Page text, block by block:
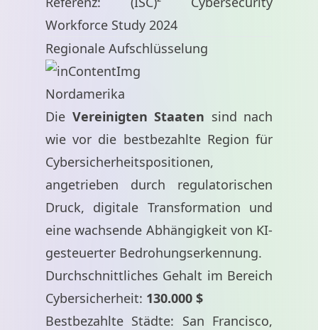
Workforce Study 2024
Regionale Aufschlüsselung
Nordamerika
Die Vereinigten Staaten sind nach
wie vor die bestbezahlte Region für
Cybersicherheitspositionen,
angetrieben durch regulatorischen
Druck, digitale Transformation und
eine wachsende Abhängigkeit von KI-
gesteuerter Bedrohungserkennung.
Durchschnittliches Gehalt im Bereich
Cybersicherheit: 130.000 $
Bestbezahlte Städte: San Francisco,